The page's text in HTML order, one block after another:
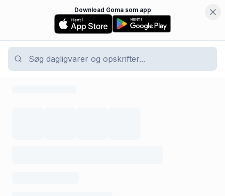
Download Goma som app